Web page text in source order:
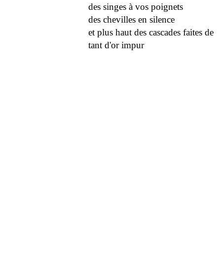
des singes à vos poignets
des chevilles en silence
et plus haut des cascades faites de
tant d'or impur